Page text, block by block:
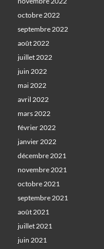
octobre 2022
septembre 2022
août 2022
juillet 2022
juin 2022
mai 2022
avril 2022
mars 2022
février 2022
janvier 2022
décembre 2021
novembre 2021
octobre 2021
septembre 2021
août 2021
juillet 2021
juin 2021